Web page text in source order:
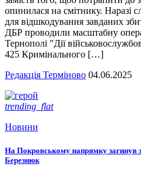
опинилася на смітнику. Наразі
для відшкодування завданих
ДБР проводили масштабну
Тернополі "Дії
425 Кримінального […]
Редакція Терміново 04.06.2025
trending_flat
Новини
На Покровському напрямку загинув
Березнюк